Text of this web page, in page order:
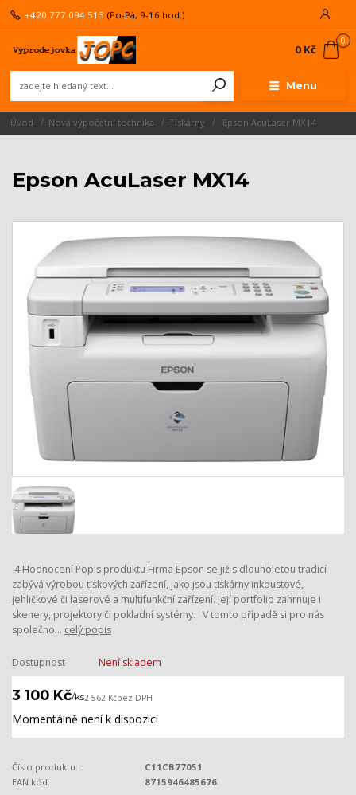
Menu
+420 777 094 513 (Po-Pá, 9-16 hod.)
0
0 Kč
Úvod Nová výpočetní technika Tiskárny Epson AcuLaser MX14
Epson AcuLaser MX14
4 Hodnocení Popis produktu Firma Epson se již s dlouholetou tradicí
zabývá výrobou tiskových zařízení, jako jsou tiskárny inkoustové,
jehličkové či laserové a multifunkční zařízení. Její portfolio zahrnuje i
skenery, projektory či pokladní systémy. V tomto případě si pro nás
společno... celý popis
Dostupnost Není skladem
3 100 Kč/ks2 562 Kčbez DPH
Momentálně není k dispozici
Číslo produktu:
C11CB77051
EAN kód:
8715946485676